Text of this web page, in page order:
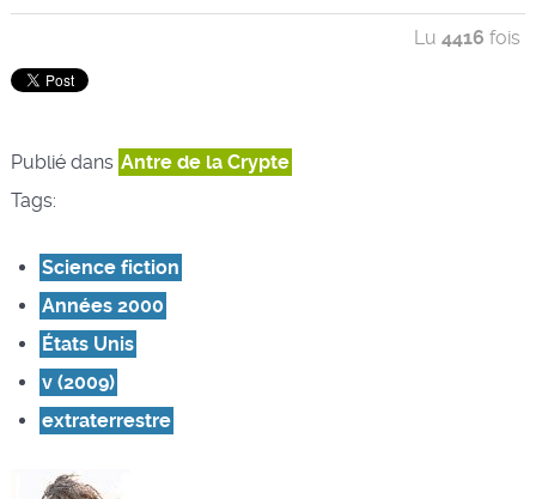
Lu4416 fois
Publié dans Antre de la Crypte
Tags:
Science fiction
Années 2000
États Unis
v (2009)
extraterrestre